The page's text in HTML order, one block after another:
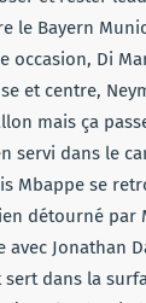
le Bayern
occasion, Di
et centre,
mais ça
servi dans le
Mbappe se
détourné par
avec Jonathan
dans la